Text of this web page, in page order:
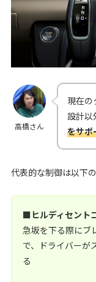
高橋さん
現在の
設計以
をサポ
代表的な制御は以下の
■ヒルディセント
急坂を下る際にブ
で、ドライバーが
る